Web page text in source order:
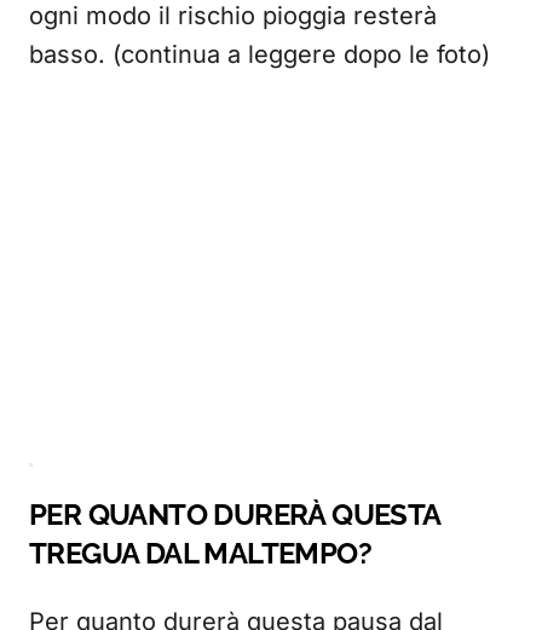
ogni modo il rischio pioggia resterà
basso. (continua a leggere dopo le foto)
PER QUANTO DURERÀ QUESTA
TREGUA DAL MALTEMPO?
Per quanto durerà questa pausa dal